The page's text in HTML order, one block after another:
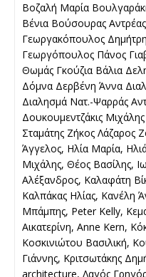
Βοζαλή Μαρία
Βένια Βούσουρας
Γεωργακόπουλος
Γεωργόπουλος Πάνος
Θωμάς Γκούζια Βάλια
Δόμνα Δερβένη Άννα
Διαλησμά Νατ.-Ψαρράς
Δουκουμεντζάκις
Σταμάτης Ζήκος Λάζαρος
Άγγελος, Ηλία Μαρία,
Μιχάλης, Θέος Βασίλης,
Αλέξανδρος, Καλαφάτη
Καλπάκας Ηλίας, Κανέλη
Μπάμπης, Peter Kelly,
Αικατερίνη, Anne Κern,
Κοσκινιώτου Βασιλική,
Γιάννης, Κριτσωτάκης
architecture, Λαγός